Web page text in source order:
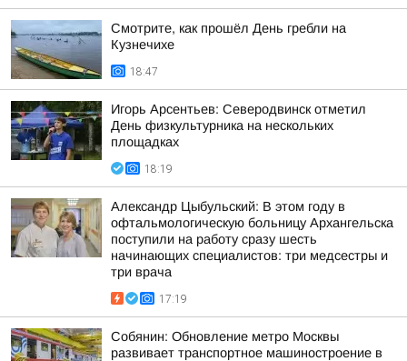
Смотрите, как прошёл День гребли на
Кузнечихе
18:47
Игорь Арсентьев: Северодвинск отметил
День физкультурника на нескольких
площадках
18:19
Александр Цыбульский: В этом году в
офтальмологическую больницу Архангельска
поступили на работу сразу шесть
начинающих специалистов: три медсестры и
три врача
17:19
Собянин: Обновление метро Москвы
развивает транспортное машиностроение в